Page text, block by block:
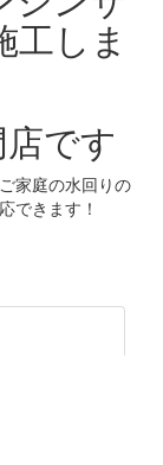
工しま
です
家庭の水回りの
できます！